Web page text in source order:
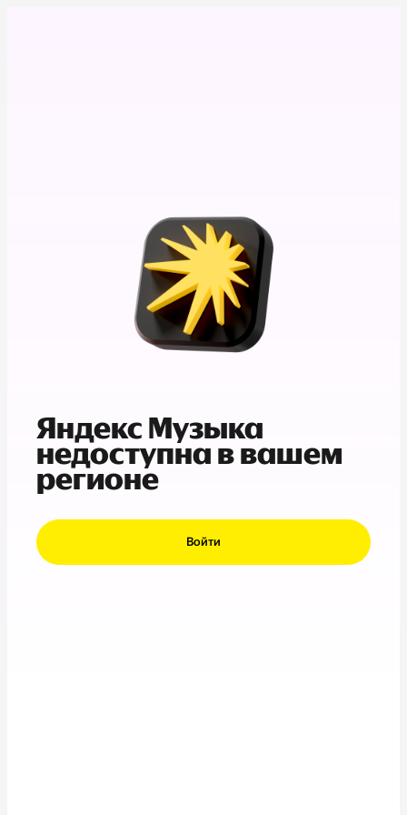
Яндекс Музыка
недоступна в вашем
регионе
Войти